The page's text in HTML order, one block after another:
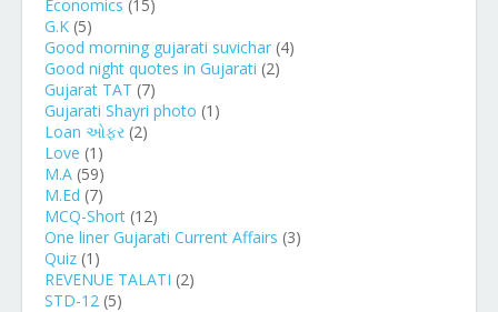
Economics (15)
G.K (5)
Good morning gujarati suvichar (4)
Good night quotes in Gujarati (2)
Gujarat TAT (7)
Gujarati Shayri photo (1)
Loan ઓફર (2)
Love (1)
M.A (59)
M.Ed (7)
MCQ-Short (12)
One liner Gujarati Current Affairs (3)
Quiz (1)
REVENUE TALATI (2)
STD-12 (5)